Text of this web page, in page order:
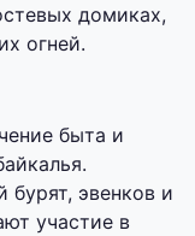
домиках,
огней.
быта и
бурят, эвенков и
участие в